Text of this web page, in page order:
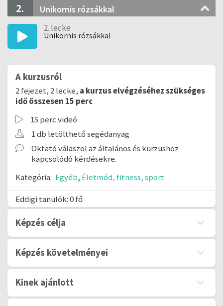
2. Unikornis rózsákkal
2. lecke
Unikornis rózsákkal
A kurzusról
2 fejezet, 2 lecke, a kurzus elvégzéséhez szükséges
idő összesen 15 perc
15 perc videó
1 db letölthető segédanyag
Oktató válaszol az általános és kurzushoz
kapcsolódó kérdésekre.
Kategória: Egyéb, Életmód, fitness, sport
Eddigi tanulók: 0 fő
Képzés célja
Képzés követelményei
Kinek ajánlott